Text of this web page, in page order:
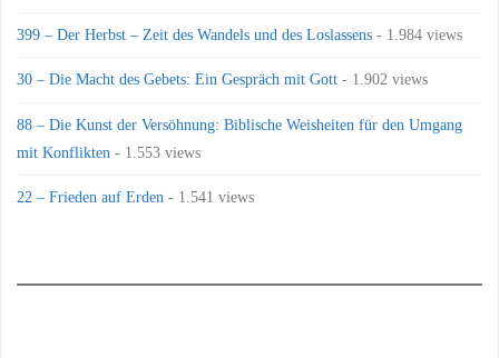
399 – Der Herbst – Zeit des Wandels und des Loslassens - 1.984 views
30 – Die Macht des Gebets: Ein Gespräch mit Gott - 1.902 views
88 – Die Kunst der Versöhnung: Biblische Weisheiten für den Umgang
mit Konflikten - 1.553 views
22 – Frieden auf Erden - 1.541 views